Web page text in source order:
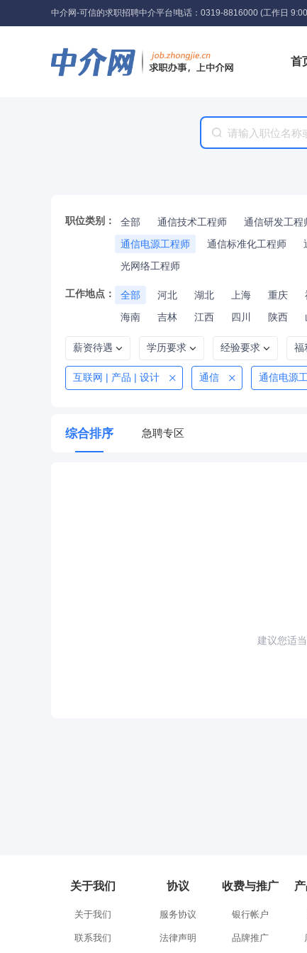
中介网-可信的求职招聘中介平台!电话：0319-8816000 (工作日
首
工
职位类别： 全部 通信技术工程师 通信研发工程
通信电源工程师
通信标准化工程师
光网络工程师
工作地点： 全部 河北 湖北 上海 重庆
海南
吉林 江西 四川 陕西
薪资待遇 学历要求 经验要求 福
互联网 | 产品 | 设计 通信 通信电源
综合排序 急聘专区
建议您适
关于我们
关于我们
联系我们
协议
服务协议
法律声明
收费与推广
银行帐户
品牌推广